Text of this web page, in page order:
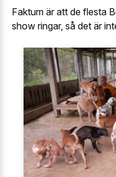
Faktum är att de flesta
show ringar, så det är